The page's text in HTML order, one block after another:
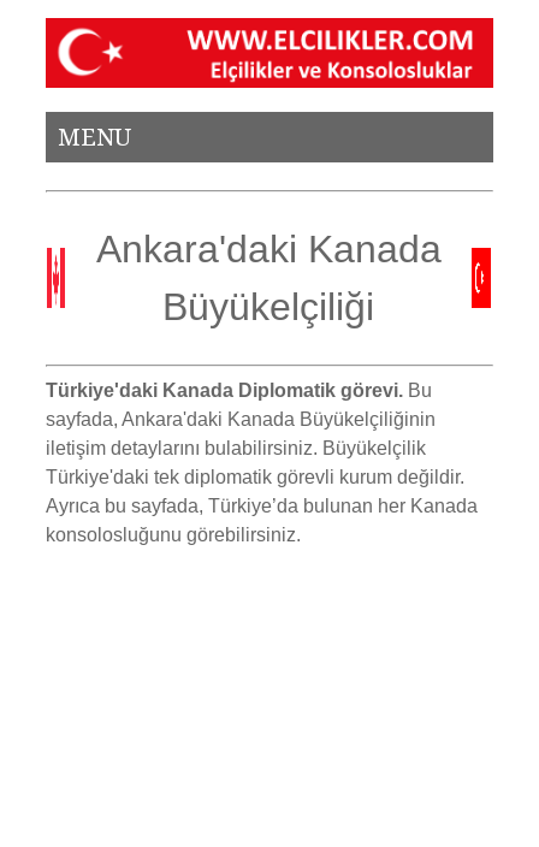
MENU
Ankara'daki Kanada
Büyükelçiliği
Türkiye'daki Kanada Diplomatik görevi. Bu
sayfada, Ankara'daki Kanada Büyükelçiliğinin
iletişim detaylarını bulabilirsiniz. Büyükelçilik
Türkiye'daki tek diplomatik görevli kurum değildir.
Ayrıca bu sayfada, Türkiye’da bulunan her Kanada
konsolosluğunu görebilirsiniz.